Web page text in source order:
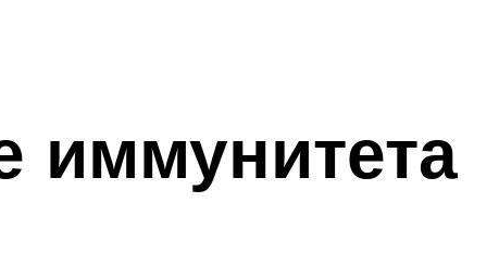
иммунитета